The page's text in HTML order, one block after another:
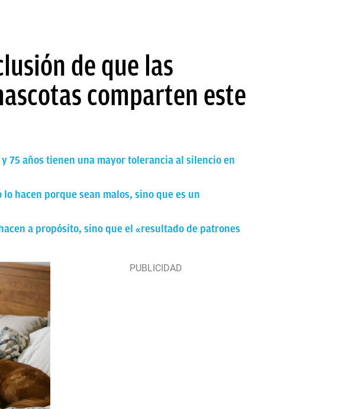
de que las
comparten este
75 años tienen una mayor tolerancia al silencio en
hacen porque sean malos, sino que es un
a propósito, sino que el «resultado de patrones